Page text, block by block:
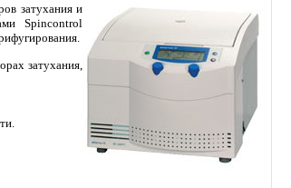
затухания и
Spincontrol
затухания,